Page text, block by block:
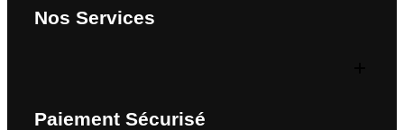
Nos Services
Paiement Sécurisé